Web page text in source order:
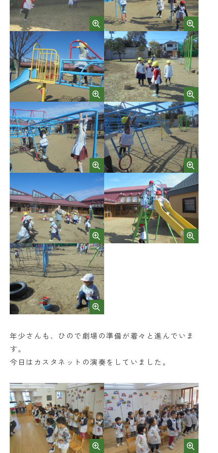
年少さんも、ひので劇場の準備が着々と進んでいま
す。
今日はカスタネットの演奏をしていました。